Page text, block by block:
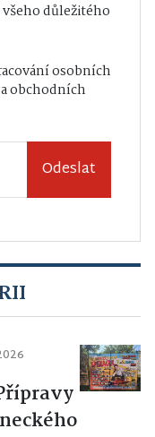
důležitého
osobních
obchodních
Odeslat